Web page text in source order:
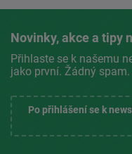
Novinky, akce a tipy
Přihlaste se k našemu
jako první. Žádný
Po přihlášení se k